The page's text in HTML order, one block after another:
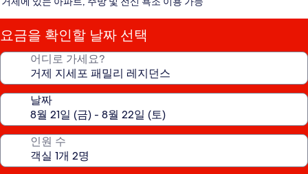
급
숙
박
시
요금을 확인할 날짜 선택
어디로 가세요?
날짜
인원 수